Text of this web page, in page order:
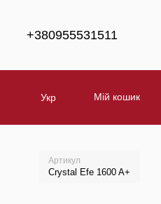
+380955531511
Укр Мій кошик
Артикул
Crystal Efe 1600 A+